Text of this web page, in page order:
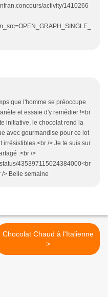
activity/1410266
que l'homme se préoccupe
et essaie d'y remédier !<br
initiative, le chocolat rend la
avec gourmandise pour ce lot
irrésistibles.<br /> Je te suis sur
:<br />
435397115024384000<br
> Belle semaine
Chocolat Chaud à l'Italienne
>